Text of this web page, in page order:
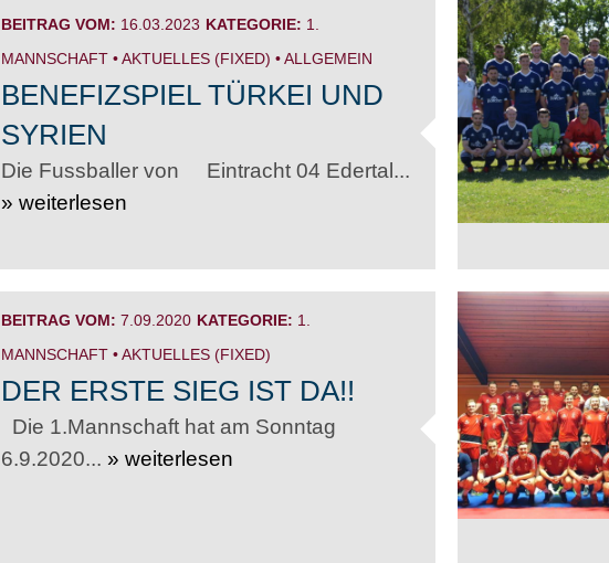
BEITRAG VOM: 16.03.2023 KATEGORIE: 1.
MANNSCHAFT•AKTUELLES (FIXED) •ALLGEMEIN
BENEFIZSPIEL TÜRKEI UND
SYRIEN
Die Fussballer von Eintracht 04 Edertal...
» weiterlesen
BEITRAG VOM: 7.09.2020 KATEGORIE: 1.
MANNSCHAFT•AKTUELLES (FIXED)
DER ERSTE SIEG IST DA!!
Die 1.Mannschaft hat am Sonntag
6.9.2020... » weiterlesen